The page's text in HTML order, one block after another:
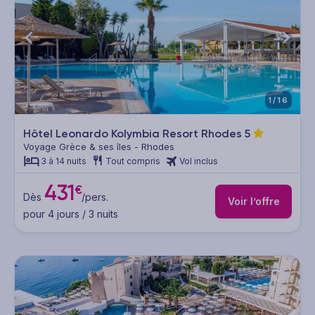
1/16
Hôtel Leonardo Kolymbia Resort Rhodes 5
Voyage Grèce & ses îles - Rhodes
3 à 14 nuits Tout compris Vol inclus
Dès 431€/pers.
pour 4 jours / 3 nuits
Voir l’offre